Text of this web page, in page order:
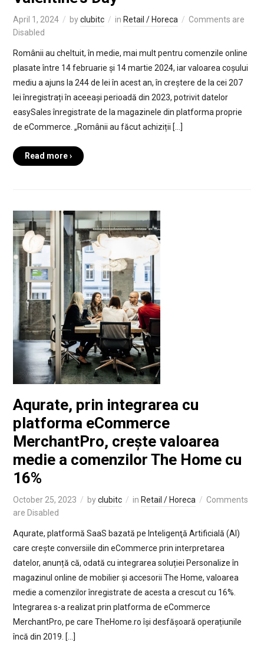
April 1, 2024 byclubitc in Retail / Horeca
Comments are
Disabled
Românii au cheltuit, în medie, mai mult pentru comenzile online
plasate între 14 februarie și 14 martie 2024, iar valoarea coșului
mediu a ajuns la 244 de lei în acest an, în creștere de la cei 207
lei înregistrați în aceeași perioadă din 2023, potrivit datelor
easySales înregistrate de la magazinele din platforma proprie
de eCommerce. „Românii au făcut achiziții […]
Read more ›
Aqurate, prin integrarea cu
platforma eCommerce
MerchantPro, crește valoarea
medie a comenzilor The Home cu
16%
October 25, 2023 byclubitc in Retail / Horeca
Comments
are Disabled
Aqurate, platformă SaaS bazată pe Inteligenţă Artificială (AI)
care crește conversiile din eCommerce prin interpretarea
datelor, anunță că, odată cu integrarea soluției Personalize în
magazinul online de mobilier și accesorii The Home, valoarea
medie a comenzilor înregistrate de acesta a crescut cu 16%.
Integrarea s-a realizat prin platforma de eCommerce
MerchantPro, pe care TheHome.ro își desfășoară operațiunile
încă din 2019. […]